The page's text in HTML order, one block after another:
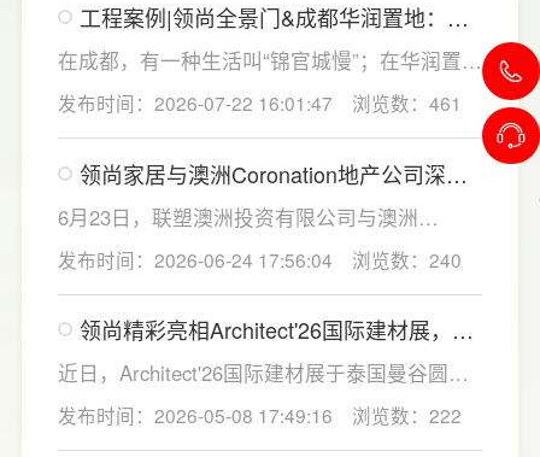
工程案例|领尚全景门&成都华润置地：隐
于锦官，奢于细节
在成都，有一种生活叫“锦官城慢”；在华润置
地，有一种豪宅尺度叫“隐奢”。 当我们的定制
全景门落位于此，这不是一次简单的产品植
入，而是一场关于 “空间边界” 的重新思考。我
们深谙成都人的生活习惯和精神追求，他们对
“家”的诉求，不再是奢材的堆砌，而是光影的通
透与动线的从容。基于对这份“成都腔调”的深度
洞察，我们的全景门系列，成为串联起户型内
公区与私域的理想之举。
发布时间：2026-07-22 16:01:47 浏览数：461
领尚家居与澳洲Coronation地产公司深度
交流，共启发展新征程
6月23日，联塑澳洲投资有限公司与澳洲
Coronation地产公司（以下简称“Coronation地
产”）进行了战略合作协议签约仪式，双方从重
点领域启动合作，逐步拓展合作范围等方面达
成合作共识，携手构建覆盖澳洲市场的住宅产
业生态体系。
发布时间：2026-06-24 17:56:04 浏览数：240
领尚精彩亮相Architect'26国际建材展，逐
光泰国，链接全球
近日，Architect'26国际建材展于泰国曼谷圆满
收官。作为东盟规模最大、影响力最强的建筑
科技交流平台，全球业内精英与海外客商齐聚
发布时间：2026-05-08 17:49:16 浏览数：222